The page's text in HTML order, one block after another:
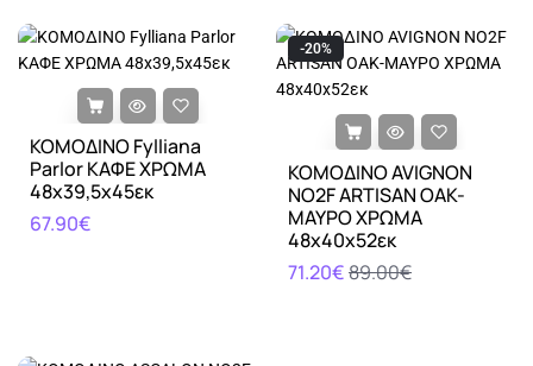
ΚΟΜΟΔΙΝΟ Fylliana
Parlor ΚΑΦΕ ΧΡΩΜΑ
48x39,5x45εκ
67.90€
ΚΟΜΟΔΙΝΟ AVIGNON
ΝΟ2F ARTISAN OAK-
ΜΑΥΡΟ ΧΡΩΜΑ
48x40x52εκ
71.20€89.00€
-20%